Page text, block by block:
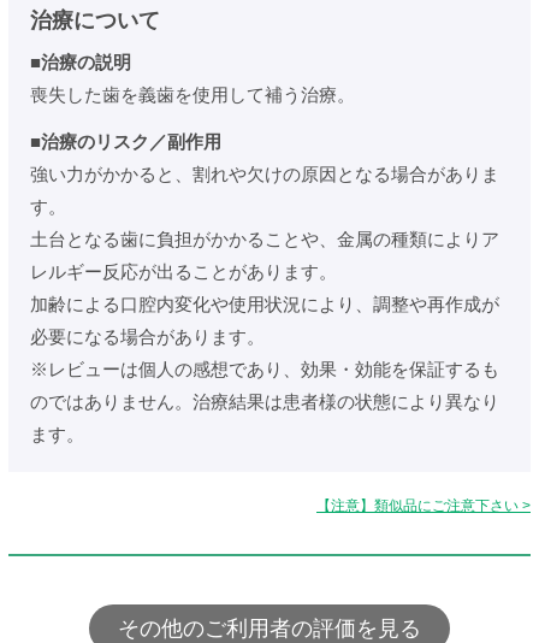
治療について
■治療の説明
喪失した歯を義歯を使用して補う治療。
■治療のリスク／副作用
強い力がかかると、割れや欠けの原因となる場合がありま
す。
土台となる歯に負担がかかることや、金属の種類によりア
レルギー反応が出ることがあります。
加齢による口腔内変化や使用状況により、調整や再作成が
必要になる場合があります。
※レビューは個人の感想であり、効果・効能を保証するも
のではありません。治療結果は患者様の状態により異なり
ます。
【注意】類似品にご注意下さい >
その他のご利用者の評価を見る